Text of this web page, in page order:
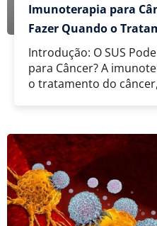
Imunoterapia para
Fazer Quando o
Introdução: O SUS
para Câncer? A
o tratamento do